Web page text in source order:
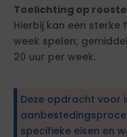
Toelichting op
Hierbij kan een
week spelen;
20 uur per week.
Deze opdracht voor
specifieke eisen en